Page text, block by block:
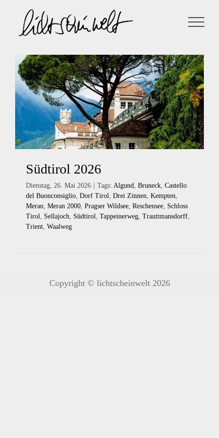
Inhalt
springen
Südtirol 2026
Dienstag, 26. Mai 2026 Tags: Algund, Bruneck, Castello
del Buonconsiglio, Dorf Tirol, Drei Zinnen, Kempten,
Meran, Meran 2000, Pragser Wildsee, Reschensee, Schloss
Tirol, Sellajoch, Südtirol, Tappeinerweg, Trauttmansdorff,
Trient, Waalweg
Copyright © lichtscheinwelt 2026